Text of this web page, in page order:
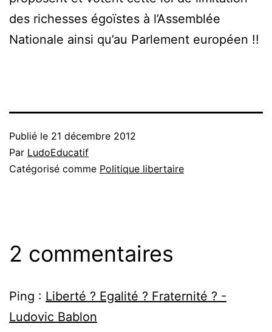
des richesses égoïstes à l’Assemblée
Nationale ainsi qu’au Parlement européen !!
Publié le 21 décembre 2012
Par LudoEducatif
Catégorisé comme Politique libertaire
2 commentaires
Ping : Liberté ? Egalité ? Fraternité ? -
Ludovic Bablon